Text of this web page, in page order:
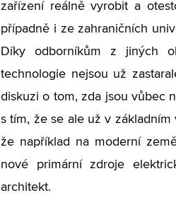
zařízení reálně vyrobit a
případně i ze zahraničních
Díky odborníkům z jiných
technologie nejsou už
diskuzi o tom, zda jsou vůbec
s tím, že se ale už v
že například na moderní
nové primární zdroje
architekt.